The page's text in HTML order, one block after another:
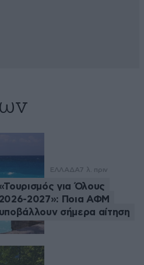
ΕΛΛΑΔΑ7 λ. πριν
«Τουρισμός για Όλους
2026-2027»: Ποια ΑΦΜ
υποβάλλουν σήμερα αίτηση